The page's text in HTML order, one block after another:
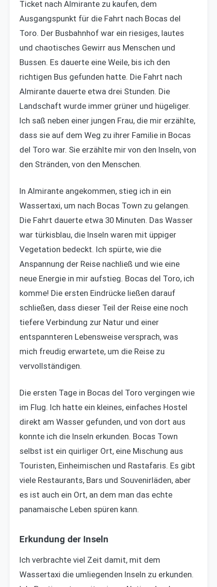
Ticket nach Almirante zu kaufen, dem
Ausgangspunkt für die Fahrt nach Bocas del
Toro. Der Busbahnhof war ein riesiges, lautes
und chaotisches Gewirr aus Menschen und
Bussen. Es dauerte eine Weile, bis ich den
richtigen Bus gefunden hatte. Die Fahrt nach
Almirante dauerte etwa drei Stunden. Die
Landschaft wurde immer grüner und hügeliger.
Ich saß neben einer jungen Frau, die mir erzählte,
dass sie auf dem Weg zu ihrer Familie in Bocas
del Toro war. Sie erzählte mir von den Inseln, von
den Stränden, von den Menschen.
In Almirante angekommen, stieg ich in ein
Wassertaxi, um nach Bocas Town zu gelangen.
Die Fahrt dauerte etwa 30 Minuten. Das Wasser
war türkisblau, die Inseln waren mit üppiger
Vegetation bedeckt. Ich spürte, wie die
Anspannung der Reise nachließ und wie eine
neue Energie in mir aufstieg. Bocas del Toro, ich
komme! Die ersten Eindrücke ließen darauf
schließen, dass dieser Teil der Reise eine noch
tiefere Verbindung zur Natur und einer
entspannteren Lebensweise versprach, was
mich freudig erwartete, um die Reise zu
vervollständigen.
Die ersten Tage in Bocas del Toro vergingen wie
im Flug. Ich hatte ein kleines, einfaches Hostel
direkt am Wasser gefunden, und von dort aus
konnte ich die Inseln erkunden. Bocas Town
selbst ist ein quirliger Ort, eine Mischung aus
Touristen, Einheimischen und Rastafaris. Es gibt
viele Restaurants, Bars und Souvenirläden, aber
es ist auch ein Ort, an dem man das echte
panamaische Leben spüren kann.
Erkundung der Inseln
Ich verbrachte viel Zeit damit, mit dem
Wassertaxi die umliegenden Inseln zu erkunden.